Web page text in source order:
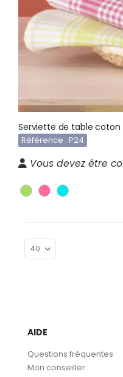
Serviette de table coton
Référence : P24
Vous devez être
AIDE
Questions fréquentes
Mon conseiller